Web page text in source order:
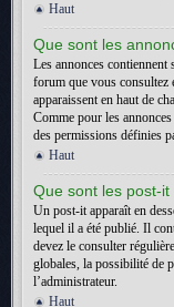
Haut
Que sont les
Les annonces
forum que vous consultez
apparaissent en haut de
Comme pour les
des permissions définies
Haut
Que sont les post-it
Un post-it apparaît en
lequel il a été publié. Il
devez le consulter
globales, la possibilité de
l’administrateur.
Haut